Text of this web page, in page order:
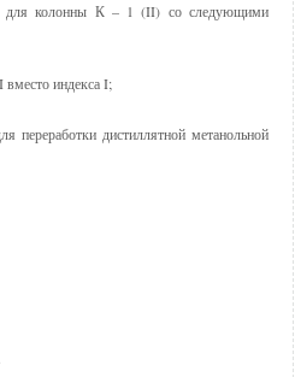
для колонны К – 1 (II) со следующими
индекса I;
переработки дистиллятной метанольной